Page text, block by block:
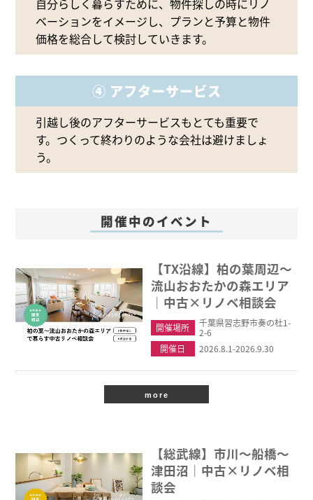
自分らしく暮らすために、物件探しの時にリノ
ベーションをイメージし、プランと予算と物件
価格を総合して検討していきます。
④ アフターサービス
引越し後のアフターサービスもとても重要で
す。つくって終わりのような会社は避けましょ
う。
開催中のイベント
【TX沿線】柏の葉周辺〜
流山おおたかの森エリア
｜中古×リノベ相談会
開催場所
千葉県習志野市奏の杜1-
2-6
開催日
2026.8.1-2026.9.30
more
【総武線】市川〜船橋〜
津田沼｜中古×リノベ相
談会